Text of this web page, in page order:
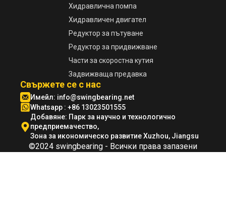
Хидравлична помпа
Хидравличен двигател
Редуктор за пътуване
Редуктор за придвижване
Части за скоростна кутия
Задвижваща предавка
Свържете се с нас
Имейл: info@swingbearing.net
Whatsapp : +86 13023501555
Добавяне: Парк за научно и технологично
предприемачество,
Зона за икономическо развитие Xuzhou, Jiangsu
©2024 swingbearing - Всички права запазени